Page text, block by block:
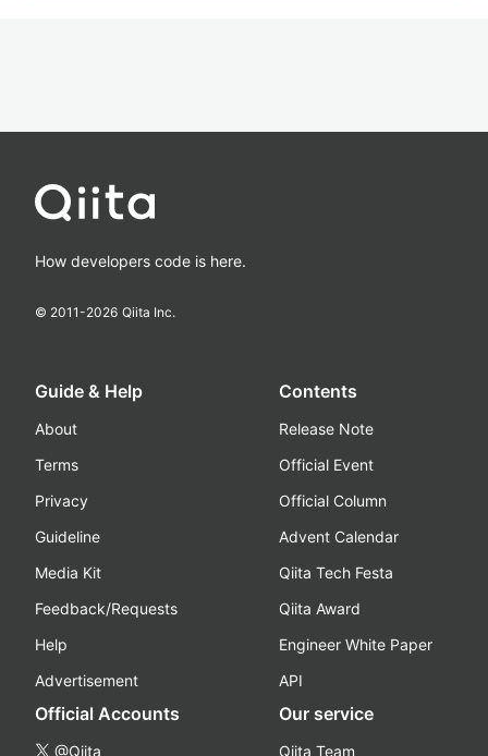
How developers code is here.
© 2011-2026 Qiita Inc.
Guide & Help
About
Terms
Privacy
Guideline
Media Kit
Feedback/Requests
Help
Advertisement
Contents
Release Note
Official Event
Official Column
Advent Calendar
Qiita Tech Festa
Qiita Award
Engineer White Paper
API
Official Accounts
@Qiita
Our service
Qiita Team